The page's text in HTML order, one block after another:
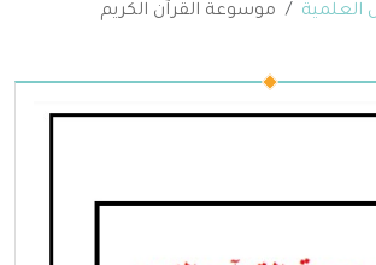
العلمية
موسوعة القرآن الكريم